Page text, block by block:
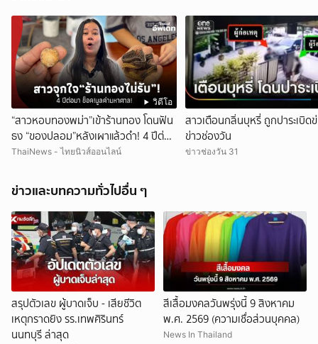
วิดีโอ
“สาวหอบทองพม่า”เข้าร้านทอง โดนฟัน
ธง “ของปลอม”หลังเผาแล้วดำ! 4 ปีต่อ
มา ช็อกมูลค่าพุ่งมหาศาล!
ThaiNews - ไทยนิวส์ออนไลน์
สาวเตือนกลิ่นบุหรี่ ถูกปาระเบิด
ข่าวช่องวัน
ข่าวช่องวัน 31
ข่าวและบทความทั่วไปอื่น ๆ
สรุปตัวเลข ผู้บาดเจ็บ - เสียชีวิต
เหตุกราดยิง รร.เทพศิรินทร์
นนทบุรี ล่าสุด
สีเสื้อมงคลวันพรุ่งนี้ 9 สิงหาคม
พ.ศ. 2569 (ความเชื่อส่วนบุคคล)
News In Thailand